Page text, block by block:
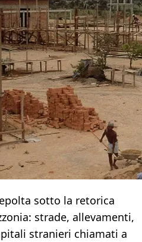
sotto la retorica
strade, allevamenti,
stranieri chiamati a